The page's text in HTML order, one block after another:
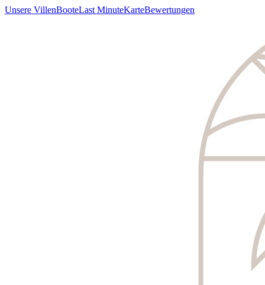
Unsere VillenBooteLast MinuteKarteBewertungen